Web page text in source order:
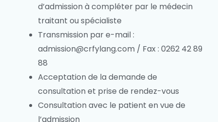
d’admission à compléter par le médecin
traitant ou spécialiste
Transmission par e-mail :
admission@crfylang.com / Fax : 0262 42 89
88
Acceptation de la demande de
consultation et prise de rendez-vous
Consultation avec le patient en vue de
l’admission